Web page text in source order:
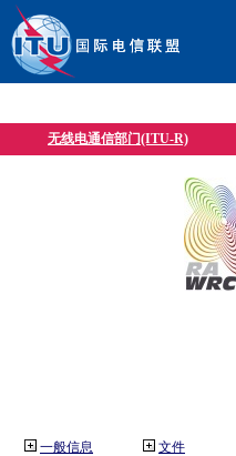
无线电通信部门(ITU-R)
一般信息 文件